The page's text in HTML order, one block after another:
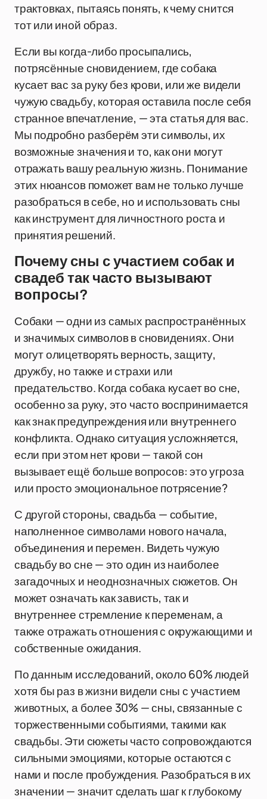
трактовках, пытаясь понять, к чему снится
тот или иной образ.
Если вы когда-либо просыпались,
потрясённые сновидением, где собака
кусает вас за руку без крови, или же видели
чужую свадьбу, которая оставила после себя
странное впечатление, — эта статья для вас.
Мы подробно разберём эти символы, их
возможные значения и то, как они могут
отражать вашу реальную жизнь. Понимание
этих нюансов поможет вам не только лучше
разобраться в себе, но и использовать сны
как инструмент для личностного роста и
принятия решений.
Почему сны с участием собак и
свадеб так часто вызывают
вопросы?
Собаки — одни из самых распространённых
и значимых символов в сновидениях. Они
могут олицетворять верность, защиту,
дружбу, но также и страхи или
предательство. Когда собака кусает во сне,
особенно за руку, это часто воспринимается
как знак предупреждения или внутреннего
конфликта. Однако ситуация усложняется,
если при этом нет крови — такой сон
вызывает ещё больше вопросов: это угроза
или просто эмоциональное потрясение?
С другой стороны, свадьба — событие,
наполненное символами нового начала,
объединения и перемен. Видеть чужую
свадьбу во сне — это один из наиболее
загадочных и неоднозначных сюжетов. Он
может означать как зависть, так и
внутреннее стремление к переменам, а
также отражать отношения с окружающими и
собственные ожидания.
По данным исследований, около 60% людей
хотя бы раз в жизни видели сны с участием
животных, а более 30% — сны, связанные с
торжественными событиями, такими как
свадьбы. Эти сюжеты часто сопровождаются
сильными эмоциями, которые остаются с
нами и после пробуждения. Разобраться в их
значении — значит сделать шаг к глубокому